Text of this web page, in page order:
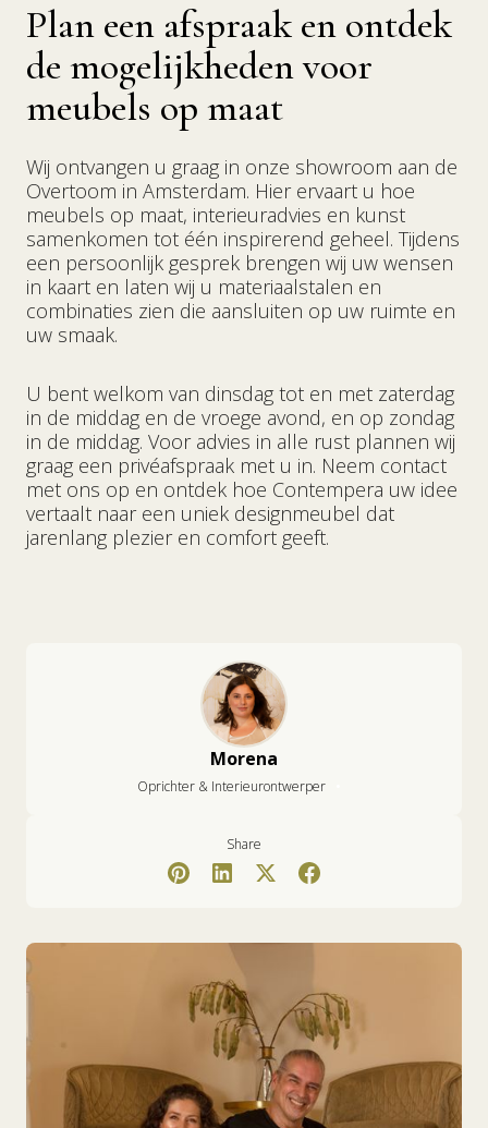
Plan een afspraak en ontdek
de mogelijkheden voor
meubels op maat
Wij ontvangen u graag in onze showroom aan de
Overtoom in Amsterdam. Hier ervaart u hoe
meubels op maat, interieuradvies en kunst
samenkomen tot één inspirerend geheel. Tijdens
een persoonlijk gesprek brengen wij uw wensen
in kaart en laten wij u materiaalstalen en
combinaties zien die aansluiten op uw ruimte en
uw smaak.
U bent welkom van dinsdag tot en met zaterdag
in de middag en de vroege avond, en op zondag
in de middag. Voor advies in alle rust plannen wij
graag een privéafspraak met u in. Neem contact
met ons op en ontdek hoe Contempera uw idee
vertaalt naar een uniek designmeubel dat
jarenlang plezier en comfort geeft.
Morena
Oprichter & Interieurontwerper
Share